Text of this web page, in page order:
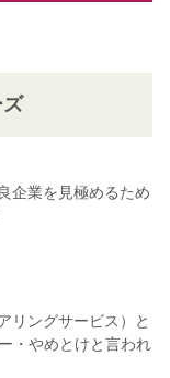
企業を見極めるため
リングサービス）と
・やめとけと言われ